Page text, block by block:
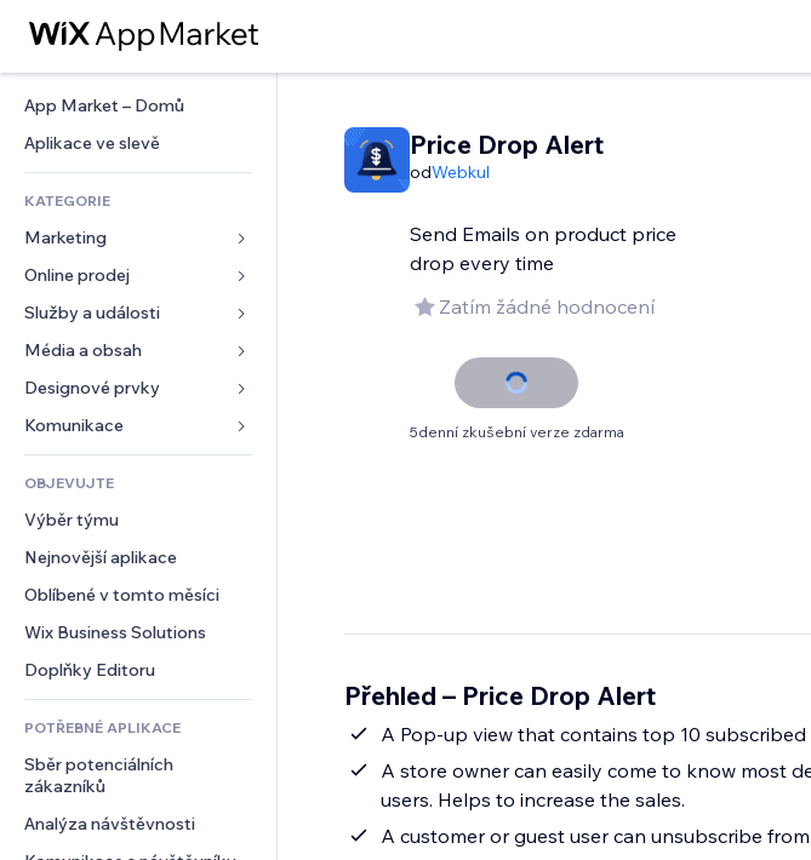
App Market – Domů
Aplikace ve slevě
KATEGORIE
Marketing
Reklamy
Mobilní zařízení
Analytika
Výpisy webu
E‑mail
Online prodej
Aplikace pro obchody
Doprava a doručení
Tlačítka pro prodej
Účetnictví
Kupóny a věrnostní programy
Skladování
Jídlo a nápoje
Služby a události
Ubytování
Události
Restaurace
Nemovitosti
Rezervace
Média a obsah
Galerie
Hudba
Podcasty
Fotografie
Video
PDF
Sdílení souborů
Novinky
Designové prvky
Mapy a navigace
Soukromí a bezpečnost
Hodiny
Šablony stránek
Efekty pro obrázky
Tlačítka a nabídky
Bannery a odznaky
Kalkulačky
Vyhledávání
Počasí
Tabulky a grafy
Formuláře
Ankety
Chat
Komentáře
Telefon
Komunita
Reference a recenze
CRM
OBJEVUJTE
Výběr týmu
Nejnovější aplikace
Oblíbené v tomto měsíci
Wix Business Solutions
Doplňky Editoru
POTŘEBNÉ APLIKACE
Sběr potenciálních
zákazníků
Analýza návštěvnosti
Price Drop Alert
odWebkul
Send Emails on product price
drop every time
Zatím žádné hodnocení
5denní zkušební verze zdarma
Přehled – Price Drop Alert
A Pop-up view that contains top 10
A store owner can easily come to know most
users. Helps to increase the sales.
A customer or guest user can unsubscribe